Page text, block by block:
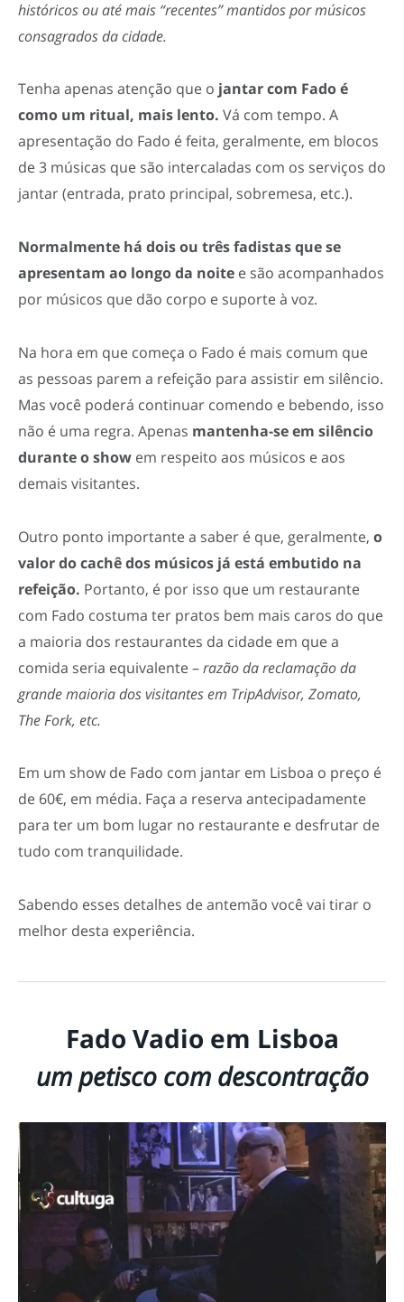
históricos ou até mais “recentes” mantidos por músicos
consagrados da cidade.
Tenha apenas atenção que o jantar com Fado é
como um ritual, mais lento. Vá com tempo. A
apresentação do Fado é feita, geralmente, em blocos
de 3 músicas que são intercaladas com os serviços do
jantar (entrada, prato principal, sobremesa, etc.).
Normalmente há dois ou três fadistas que se
apresentam ao longo da noite e são acompanhados
por músicos que dão corpo e suporte à voz.
Na hora em que começa o Fado é mais comum que
as pessoas parem a refeição para assistir em silêncio.
Mas você poderá continuar comendo e bebendo, isso
não é uma regra. Apenas mantenha-se em silêncio
durante o show em respeito aos músicos e aos
demais visitantes.
Outro ponto importante a saber é que, geralmente, o
valor do cachê dos músicos já está embutido na
refeição. Portanto, é por isso que um restaurante
com Fado costuma ter pratos bem mais caros do que
a maioria dos restaurantes da cidade em que a
comida seria equivalente –razão da reclamação da
grande maioria dos visitantes em TripAdvisor, Zomato,
The Fork, etc.
Em um show de Fado com jantar em Lisboa o preço é
de 60€, em média. Faça a reserva antecipadamente
para ter um bom lugar no restaurante e desfrutar de
tudo com tranquilidade.
Sabendo esses detalhes de antemão você vai tirar o
melhor desta experiência.
Fado Vadio em Lisboa
um petisco com descontração